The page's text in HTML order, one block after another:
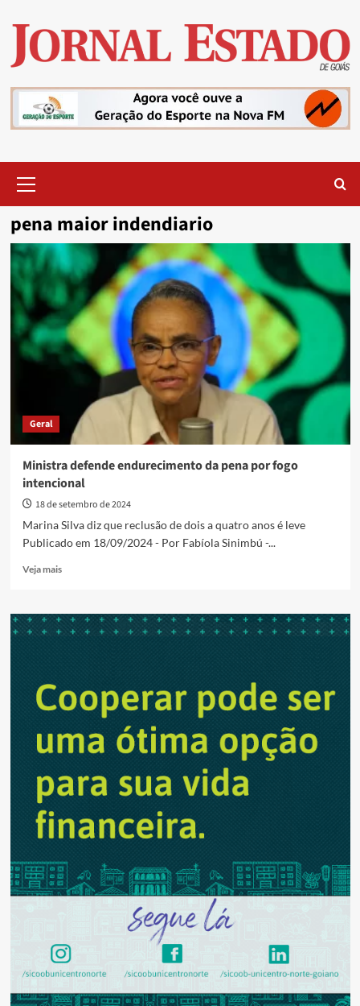
content
Menu
pena maior indendiario
Geral
Ministra defende endurecimento da pena por fogo
intencional
18 de setembro de 2024
Marina Silva diz que reclusão de dois a quatro anos é leve
Publicado em 18/09/2024 - Por Fabíola Sinimbú -...
Veja maisRead
Ministra
defende
por
fogo
intencional